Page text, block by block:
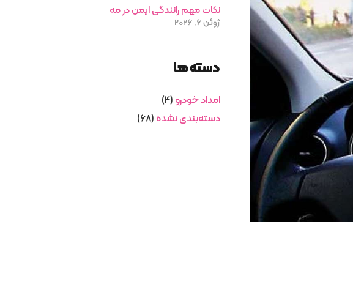
نکات مهم رانندگی ایمن در مه
ژوئن 6, 2026
دسته‌ها
امداد خودرو (4)
دسته‌بندی نشده (68)